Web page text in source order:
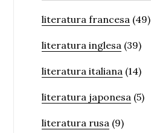
literatura francesa (49)
literatura inglesa (39)
literatura italiana (14)
literatura japonesa (5)
literatura rusa (9)